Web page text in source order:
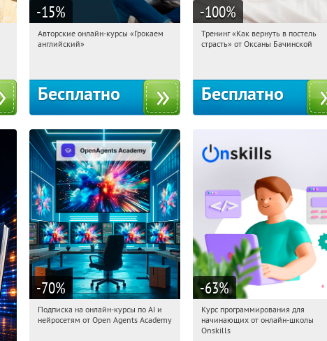
-15%
03:47:04 Получили:
Авторские онлайн-курсы «Грокаем
английский»
Бесплатно
-100%
03:47:04 Получили:
Тренинг «Как вернуть в постель
страсть» от Оксаны Бачинской
Бесплатно
-70%
03:47:04 Получили:
Подписка на онлайн-курсы по AI и
нейросетям от Open Agents Academy
-63%
03:47:04 Получили:
Россия
Курс программирования для
начинающих от онлайн-школы
Onskills